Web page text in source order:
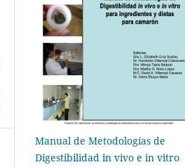
Manual de Metodologías de
Digestibilidad in vivo e in vitro